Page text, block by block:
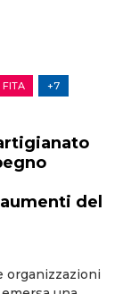
FITA +7
del
organizzazioni